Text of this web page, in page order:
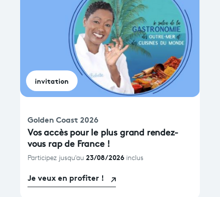
invitation
Golden Coast 2026
Vos accès pour le plus grand rendez-
vous rap de France !
Participez jusqu'au 23/08/2026 inclus
Je veux en profiter !